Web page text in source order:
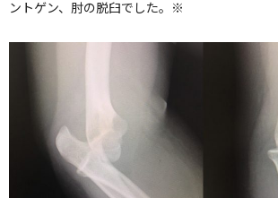
ントゲン、肘の脱臼でした。※